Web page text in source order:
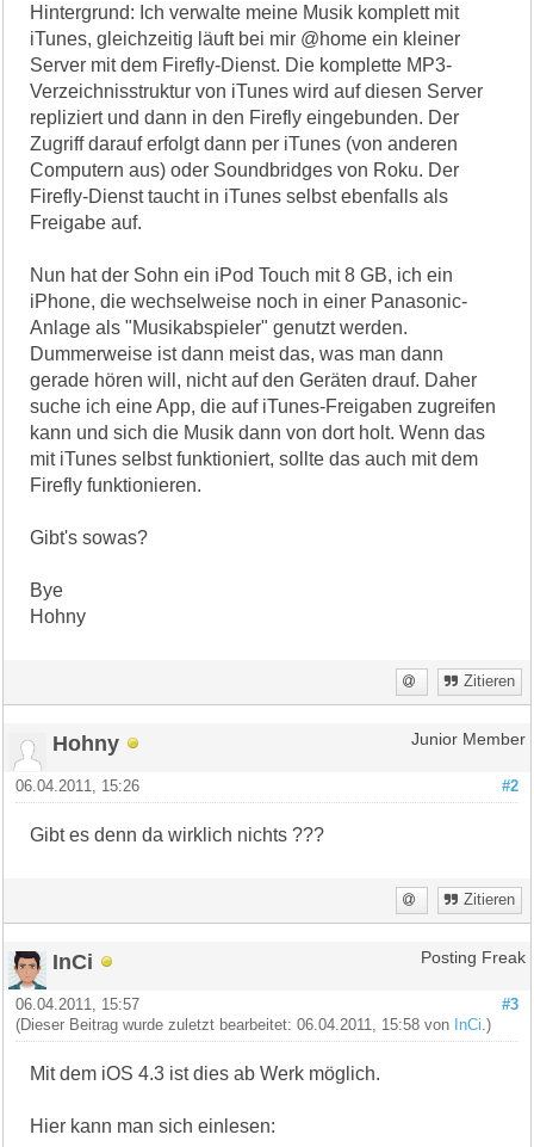
Hintergrund: Ich verwalte meine Musik komplett mit
iTunes, gleichzeitig läuft bei mir @home ein kleiner
Server mit dem Firefly-Dienst. Die komplette MP3-
Verzeichnisstruktur von iTunes wird auf diesen Server
repliziert und dann in den Firefly eingebunden. Der
Zugriff darauf erfolgt dann per iTunes (von anderen
Computern aus) oder Soundbridges von Roku. Der
Firefly-Dienst taucht in iTunes selbst ebenfalls als
Freigabe auf.
Nun hat der Sohn ein iPod Touch mit 8 GB, ich ein
iPhone, die wechselweise noch in einer Panasonic-
Anlage als "Musikabspieler" genutzt werden.
Dummerweise ist dann meist das, was man dann
gerade hören will, nicht auf den Geräten drauf. Daher
suche ich eine App, die auf iTunes-Freigaben zugreifen
kann und sich die Musik dann von dort holt. Wenn das
mit iTunes selbst funktioniert, sollte das auch mit dem
Firefly funktionieren.
Gibt's sowas?
Bye
Hohny
Zitieren
Hohny Junior Member
#2
06.04.2011, 15:26
Gibt es denn da wirklich nichts ???
Zitieren
InCi Posting Freak
#3
06.04.2011, 15:57
(Dieser Beitrag wurde zuletzt bearbeitet: 06.04.2011, 15:58 von
InCi .)
Mit dem iOS 4.3 ist dies ab Werk möglich.
Hier kann man sich einlesen: